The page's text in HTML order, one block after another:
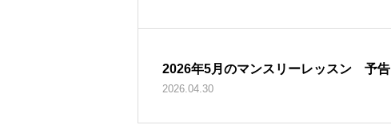
2026年5月のマンスリーレッスン 予告
2026.04.30